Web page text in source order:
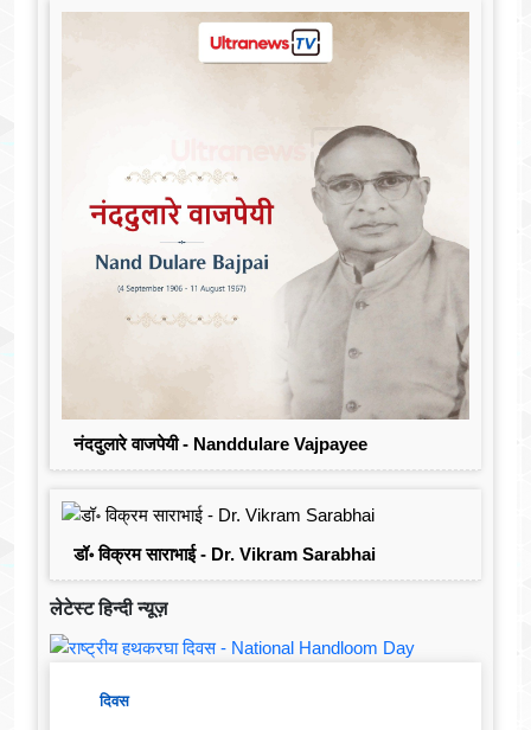
नंददुलारे वाजपेयी - Nanddulare Vajpayee
डॉ॰ विक्रम साराभाई - Dr. Vikram Sarabhai
लेटेस्ट हिन्दी न्यूज़
दिवस